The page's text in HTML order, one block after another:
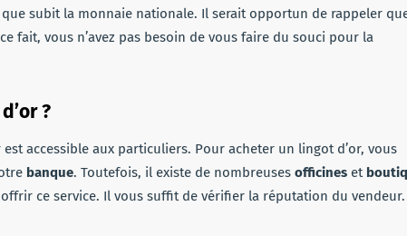
subit la monnaie nationale. Il serait opportun de rappeler
fait, vous n’avez pas besoin de vous faire du souci pour la
?
est accessible aux particuliers. Pour acheter un lingot d’or, vous
banque. Toutefois, il existe de nombreuses officines et
ce service. Il vous suffit de vérifier la réputation du vendeur.